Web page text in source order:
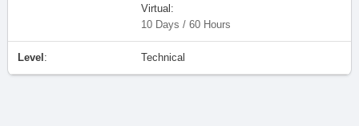
Virtual:
10 Days / 60 Hours
Level : Technical